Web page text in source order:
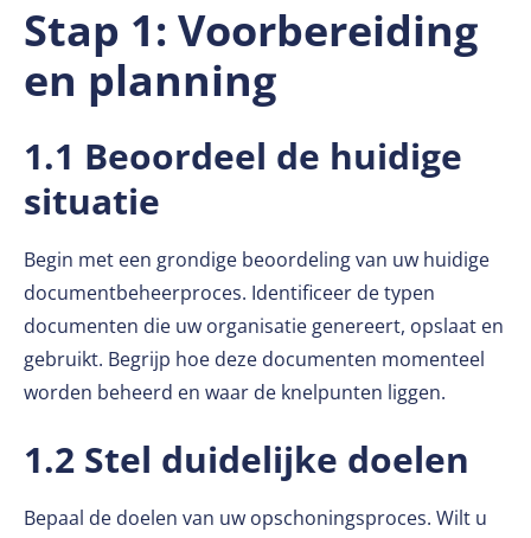
Stap 1: Voorbereiding
en planning
1.1 Beoordeel de huidige
situatie
Begin met een grondige beoordeling van uw huidige
documentbeheerproces. Identificeer de typen
documenten die uw organisatie genereert, opslaat en
gebruikt. Begrijp hoe deze documenten momenteel
worden beheerd en waar de knelpunten liggen.
1.2 Stel duidelijke doelen
Bepaal de doelen van uw opschoningsproces. Wilt u